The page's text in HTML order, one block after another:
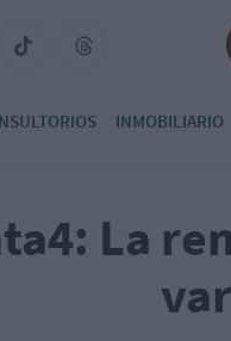
INMOBILIARIO
La